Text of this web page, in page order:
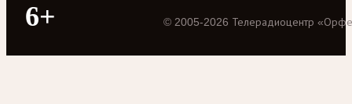
6+ © 2005-2026 Телерадиоцентр